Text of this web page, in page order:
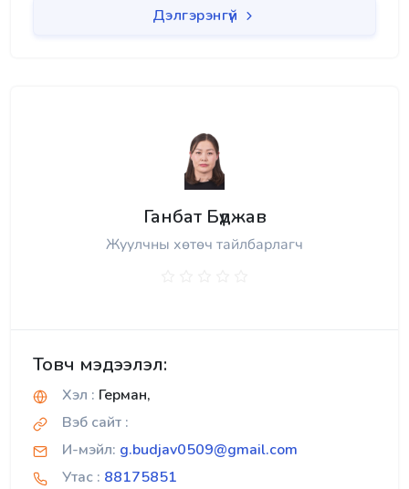
Дэлгэрэнгүй
Ганбат Бүджав
Жуулчны хөтөч тайлбарлагч
Товч мэдээлэл:
Хэл : Герман,
Вэб сайт :
И-мэйл: g.budjav0509@gmail.com
Утас : 88175851